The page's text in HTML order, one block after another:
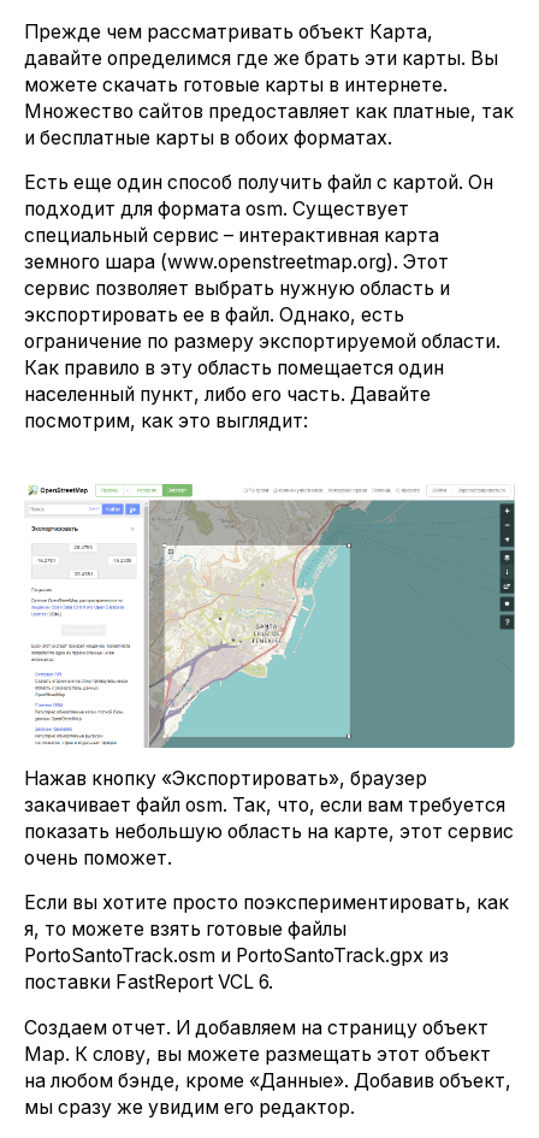
Прежде чем рассматривать объект Карта,
давайте определимся где же брать эти карты. Вы
можете скачать готовые карты в интернете.
Множество сайтов предоставляет как платные, так
и бесплатные карты в обоих форматах.
Есть еще один способ получить файл с картой. Он
подходит для формата osm. Существует
специальный сервис – интерактивная карта
земного шара (www.openstreetmap.org). Этот
сервис позволяет выбрать нужную область и
экспортировать ее в файл. Однако, есть
ограничение по размеру экспортируемой области.
Как правило в эту область помещается один
населенный пункт, либо его часть. Давайте
посмотрим, как это выглядит:
Нажав кнопку «Экспортировать», браузер
закачивает файл osm. Так, что, если вам требуется
показать небольшую область на карте, этот сервис
очень поможет.
Если вы хотите просто поэкспериментировать, как
я, то можете взять готовые файлы
PortoSantoTrack.osm и PortoSantoTrack.gpx из
поставки FastReport VCL 6.
Создаем отчет. И добавляем на страницу объект
Map. К слову, вы можете размещать этот объект
на любом бэнде, кроме «Данные». Добавив объект,
мы сразу же увидим его редактор.